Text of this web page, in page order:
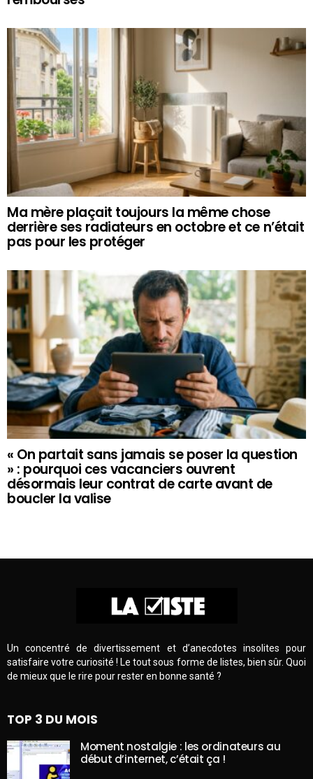
Ma mère plaçait toujours la même chose
derrière ses radiateurs en octobre et ce n’était
pas pour les protéger
« On partait sans jamais se poser la question
» : pourquoi ces vacanciers ouvrent
désormais leur contrat de carte avant de
boucler la valise
Un concentré de divertissement et d’anecdotes insolites pour
satisfaire votre curiosité ! Le tout sous forme de listes, bien sûr. Quoi
de mieux que le rire pour rester en bonne santé ?
TOP 3 DU MOIS
Moment nostalgie : les ordinateurs au
début d’internet, c’était ça !